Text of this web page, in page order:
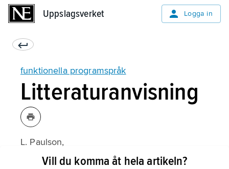
Uppslagsverket Logga in
funktionella programspråk
Litteraturanvisning
L. Paulson,
ML for the Working Programmer
Vill du komma åt hela artikeln?